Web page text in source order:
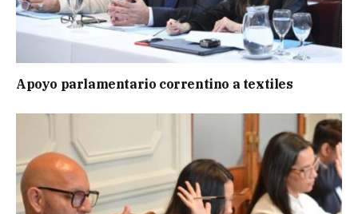
Apoyo parlamentario correntino a textiles